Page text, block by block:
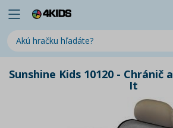
Sunshine Kids 10120 - Chránič
It